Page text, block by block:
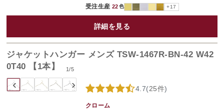
受注生産 22色 +17
詳細を見る
‹ ›
1/5
ジャケットハンガー メンズ TSW-1467R-BN-42 W42
0T40 【1本】
4.7(25件)
クローム